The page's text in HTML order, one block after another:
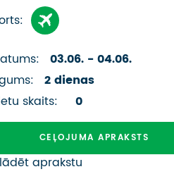
03.06. - 04.06.
2 dienas
skaits:
0
CEĻOJUMA APRAKSTS
aprakstu